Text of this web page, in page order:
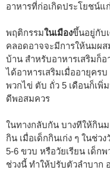
อาหารที่ก่อเกิดประโยชน์แ
พฤติกรรมในเมืองขึ้นอยู่กับ
คลอดอาจจะมีการให้นมผ
บ้าน สำหรับอาหารเสริมก็
ได้อาหารเสริมเมื่ออายุคร
พวกไข่ ตับ ถั่ว 5 เดือนก็เพิ่
ดีพอสมควร
ในทางกลับกัน บางทีให้กิน
กิน เมื่อเด็กกินเก่ง ๆ ในช่ว
5-6 ขวบ หรือวัยเรียน เด็ก
ช่วงนี้ ทำให้ปรับตัวลำบาก